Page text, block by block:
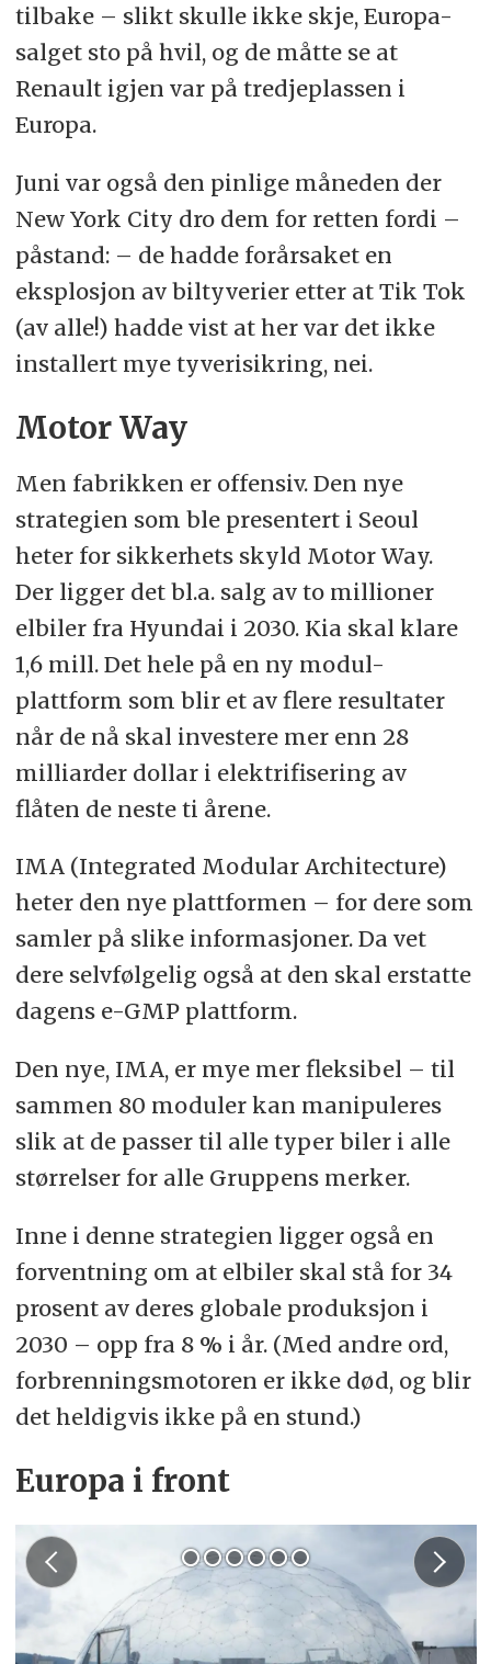
tilbake – slikt skulle ikke skje, Europa-
salget sto på hvil, og de måtte se at
Renault igjen var på tredjeplassen i
Europa.
Juni var også den pinlige måneden der
New York City dro dem for retten fordi –
påstand: – de hadde forårsaket en
eksplosjon av biltyverier etter at Tik Tok
(av alle!) hadde vist at her var det ikke
installert mye tyverisikring, nei.
Motor Way
Men fabrikken er offensiv. Den nye
strategien som ble presentert i Seoul
heter for sikkerhets skyld Motor Way.
Der ligger det bl.a. salg av to millioner
elbiler fra Hyundai i 2030. Kia skal klare
1,6 mill. Det hele på en ny modul-
plattform som blir et av flere resultater
når de nå skal investere mer enn 28
milliarder dollar i elektrifisering av
flåten de neste ti årene.
IMA (Integrated Modular Architecture)
heter den nye plattformen – for dere som
samler på slike informasjoner. Da vet
dere selvfølgelig også at den skal erstatte
dagens e-GMP plattform.
Den nye, IMA, er mye mer fleksibel – til
sammen 80 moduler kan manipuleres
slik at de passer til alle typer biler i alle
størrelser for alle Gruppens merker.
Inne i denne strategien ligger også en
forventning om at elbiler skal stå for 34
prosent av deres globale produksjon i
2030 – opp fra 8 % i år. (Med andre ord,
forbrenningsmotoren er ikke død, og blir
det heldigvis ikke på en stund.)
Europa i front